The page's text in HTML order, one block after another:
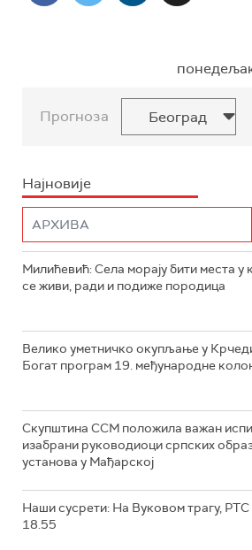
Прогноза
Најновије
Милићевић: Села морају бити места у
се живи, ради и подиже породица
Велико уметничко окупљање у
Богат програм 19. међународне
Скупштина ССМ положила важан
изабрани руководиоци српских
установа у Мађарској
Наши сусрети: На Вуковом трагу, РТС
18.55